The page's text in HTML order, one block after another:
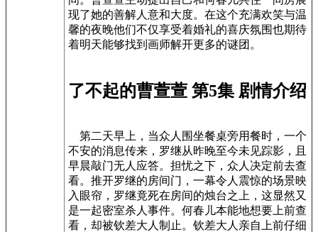
现了她的善解人意和大度。在这个充满欢笑与温
馨的夜晚他们不仅享受着婚礼的喜庆氛围也期待
着明天能够找到画师解开更多的谜团。
了不起的曹萱萱 第5集 剧情介绍
第二天早上，当众人围坐餐桌旁用餐时，一个
不安的消息传来，罗继从昨晚至今未见踪影，且
早晨敲门无人应答。担忧之下，众人决定前去查
看。推开罗继的房间门，一幕令人震惊的场景映
入眼帘，罗继竟死在房间的烛台之上，这显然又
是一起密室杀人事件。何春儿本能地想要上前查
看，却被钦差大人制止。钦差大人亲自上前仔细